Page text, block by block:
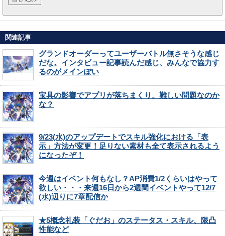
関連記事
グランドオーダーってユーザーバトル無さそうな感じ
だな。インタビュー記事読んだ感じ、みんなで協力す
るのがメインぽい
宝具の影響でアプリが落ちまくり。難しい問題なのか
な？
9/23(水)のアップデートでスキル強化における「表
示」方法が変更！足りない素材も全て表示されるよう
になったぞ！
今週はイベント何もなし？AP消費1/2くらいはやって
欲しい・・・来週16日から2週間イベントやって12/7
(水)辺りに7章配信か
★5概念礼装「ぐだお」のステータス・スキル、限凸
性能など